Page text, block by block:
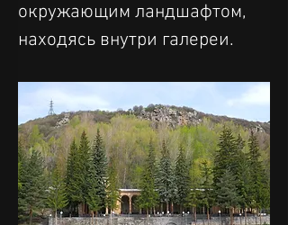
окружающим ландшафтом,
находясь внутри галереи.